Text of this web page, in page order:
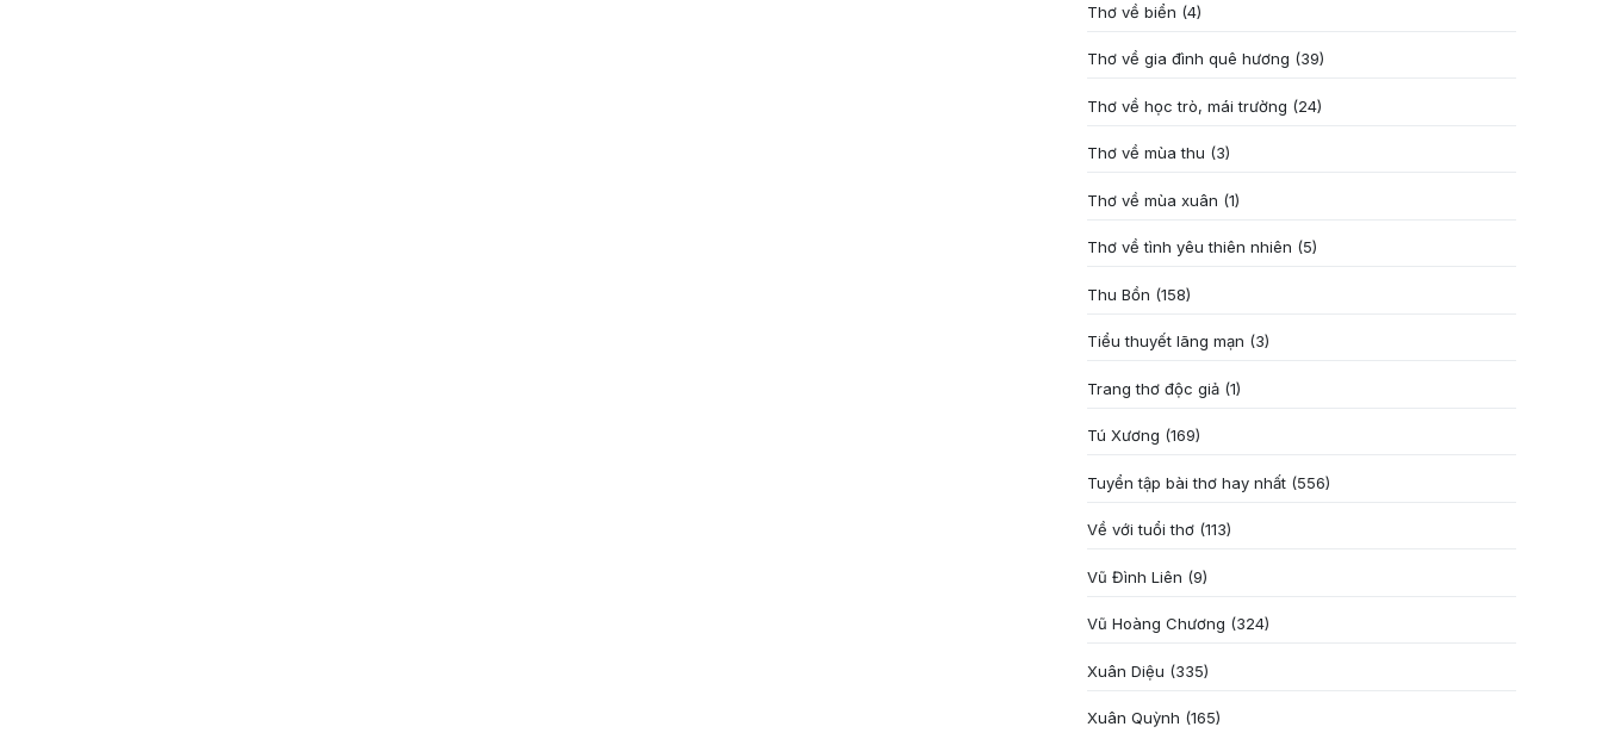
Thơ về biển (4)
Thơ về gia đình quê hương (39)
Thơ về học trò, mái trường (24)
Thơ về mùa thu (3)
Thơ về mùa xuân (1)
Thơ về tình yêu thiên nhiên (5)
Thu Bồn (158)
Tiểu thuyết lãng mạn (3)
Trang thơ độc giả (1)
Tú Xương (169)
Tuyển tập bài thơ hay nhất (556)
Về với tuổi thơ (113)
Vũ Đình Liên (9)
Vũ Hoàng Chương (324)
Xuân Diệu (335)
Xuân Quỳnh (165)